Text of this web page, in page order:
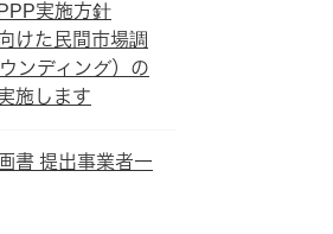
実施方針
けた民間市場調
ンディング）の
施します
書 提出事業者一